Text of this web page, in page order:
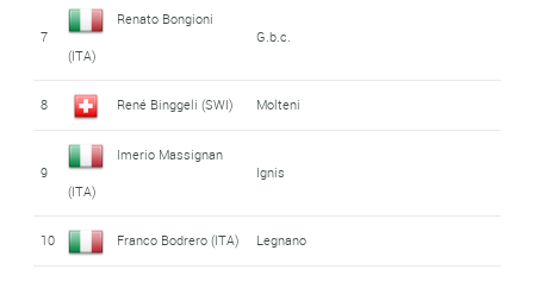
7
Renato Bongioni
(ITA)
G.b.c.
8 René Binggeli (SWI) Molteni
9
Imerio Massignan
(ITA)
Ignis
10 Franco Bodrero (ITA) Legnano